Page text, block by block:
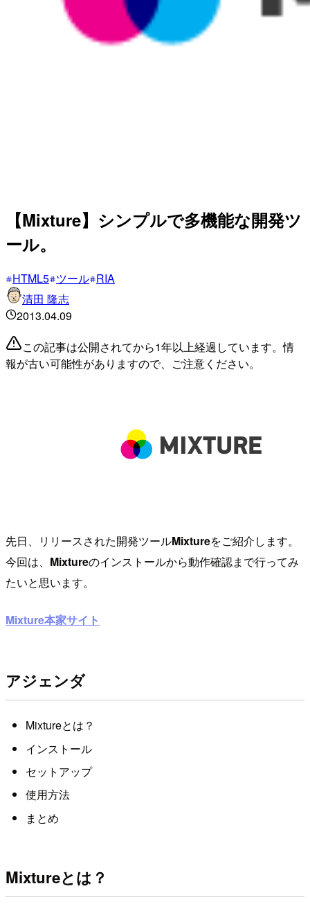
【Mixture】シンプルで多機能な開発ツ
ール。
HTML5 ツール RIA
清田 隆志
2013.04.09
この記事は公開されてから1年以上経過しています。情
報が古い可能性がありますので、ご注意ください。
先日、リリースされた開発ツールMixtureをご紹介します。
今回は、 Mixtureのインストールから動作確認まで行ってみ
たいと思います。
Mixture本家サイト
アジェンダ
Mixtureとは？
インストール
セットアップ
使用方法
まとめ
Mixtureとは？